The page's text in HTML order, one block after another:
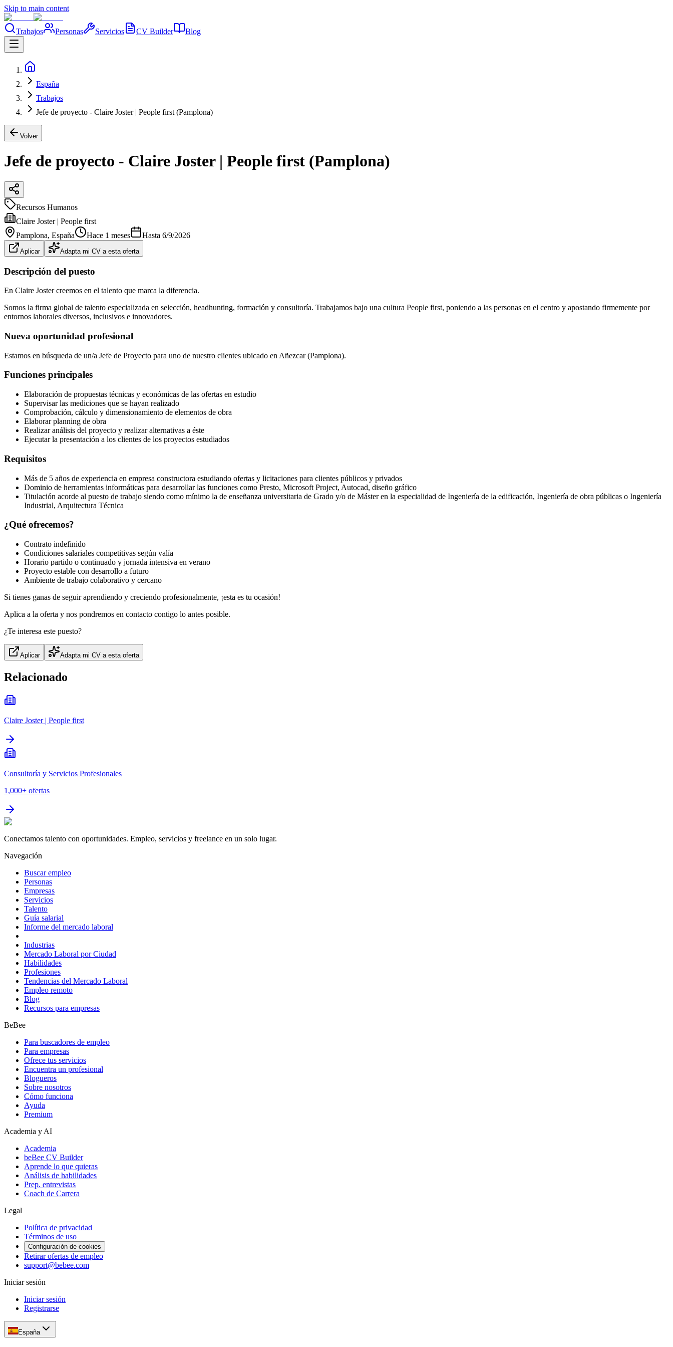
Skip to main content
Trabajos Personas Servicios CV Builder Blog
España
Trabajos
Jefe de proyecto - Claire Joster | People first (Pamplona)
Volver
Jefe de proyecto - Claire Joster | People first (Pamplona)
Recursos Humanos
Claire Joster | People first
Pamplona, España Hace 1 meses Hasta 6/9/2026
Aplicar Adapta mi CV a esta oferta
Descripción del puesto
En Claire Joster creemos en el talento que marca la diferencia.
Somos la firma global de talento especializada en selección, headhunting, formación y consultoría. Trabajamos bajo una cultura People first, poniendo a las personas en el centro y apostando firmemente por
entornos laborales diversos, inclusivos e innovadores.
Nueva oportunidad profesional
Estamos en búsqueda de un/a Jefe de Proyecto para uno de nuestro clientes ubicado en Añezcar (Pamplona).
Funciones principales
Elaboración de propuestas técnicas y económicas de las ofertas en estudio
Supervisar las mediciones que se hayan realizado
Comprobación, cálculo y dimensionamiento de elementos de obra
Elaborar planning de obra
Realizar análisis del proyecto y realizar alternativas a éste
Ejecutar la presentación a los clientes de los proyectos estudiados
Requisitos
Más de 5 años de experiencia en empresa constructora estudiando ofertas y licitaciones para clientes públicos y privados
Dominio de herramientas informáticas para desarrollar las funciones como Presto, Microsoft Project, Autocad, diseño gráfico
Titulación acorde al puesto de trabajo siendo como mínimo la de enseñanza universitaria de Grado y/o de Máster en la especialidad de Ingeniería de la edificación, Ingeniería de obra públicas o Ingeniería
Industrial, Arquitectura Técnica
¿Qué ofrecemos?
Contrato indefinido
Condiciones salariales competitivas según valía
Horario partido o continuado y jornada intensiva en verano
Proyecto estable con desarrollo a futuro
Ambiente de trabajo colaborativo y cercano
Si tienes ganas de seguir aprendiendo y creciendo profesionalmente, ¡esta es tu ocasión!
Aplica a la oferta y nos pondremos en contacto contigo lo antes posible.
¿Te interesa este puesto?
Aplicar Adapta mi CV a esta oferta
Relacionado
Claire Joster | People first
Consultoría y Servicios Profesionales
1,000+ ofertas
Conectamos talento con oportunidades. Empleo, servicios y freelance en un solo lugar.
Navegación
Buscar empleo
Personas
Empresas
Servicios
Talento
Guía salarial
Informe del mercado laboral
Industrias
Mercado Laboral por Ciudad
Habilidades
Profesiones
Tendencias del Mercado Laboral
Empleo remoto
Blog
Recursos para empresas
BeBee
Para buscadores de empleo
Para empresas
Ofrece tus servicios
Encuentra un profesional
Blogueros
Sobre nosotros
Cómo funciona
Ayuda
Premium
Academia y AI
Academia
beBee CV Builder
Aprende lo que quieras
Análisis de habilidades
Prep. entrevistas
Coach de Carrera
Legal
Política de privacidad
Términos de uso
Configuración de cookies
Retirar ofertas de empleo
support@bebee.com
Iniciar sesión
Iniciar sesión
Registrarse
España